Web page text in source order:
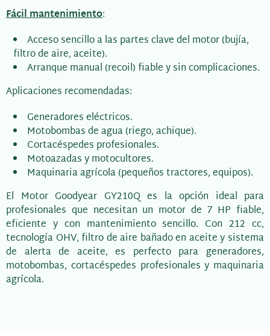
Fácil mantenimiento:
Acceso sencillo a las partes clave del motor (bujía,
filtro de aire, aceite).
Arranque manual (recoil) fiable y sin complicaciones.
Aplicaciones recomendadas:
Generadores eléctricos.
Motobombas de agua (riego, achique).
Cortacéspedes profesionales.
Motoazadas y motocultores.
Maquinaria agrícola (pequeños tractores, equipos).
El Motor Goodyear GY210Q es la opción ideal para
profesionales que necesitan un motor de 7 HP fiable,
eficiente y con mantenimiento sencillo. Con 212 cc,
tecnología OHV, filtro de aire bañado en aceite y sistema
de alerta de aceite, es perfecto para generadores,
motobombas, cortacéspedes profesionales y maquinaria
agrícola.